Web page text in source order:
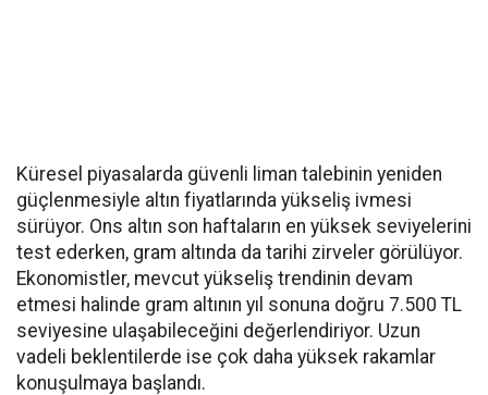
Küresel piyasalarda güvenli liman talebinin yeniden
güçlenmesiyle altın fiyatlarında yükseliş ivmesi
sürüyor. Ons altın son haftaların en yüksek seviyelerini
test ederken, gram altında da tarihi zirveler görülüyor.
Ekonomistler, mevcut yükseliş trendinin devam
etmesi halinde gram altının yıl sonuna doğru 7.500 TL
seviyesine ulaşabileceğini değerlendiriyor. Uzun
vadeli beklentilerde ise çok daha yüksek rakamlar
konuşulmaya başlandı.